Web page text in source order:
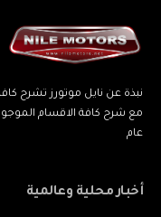
نبذة عن نايل موتورز تشرح
مع شرح كافة الاقسام
عام
أخبار محلية وعالمية